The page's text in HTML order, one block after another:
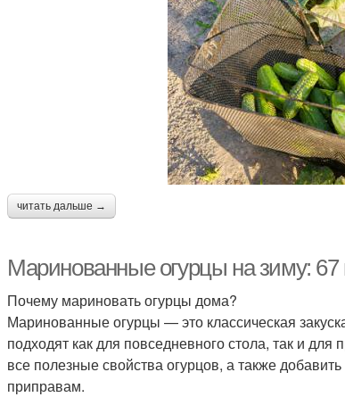
читать дальше →
Маринованные огурцы на зиму:
Почему мариновать огурцы дома?
Маринованные огурцы — это классическая
подходят как для повседневного стола, так и
все полезные свойства огурцов, а также
приправам.